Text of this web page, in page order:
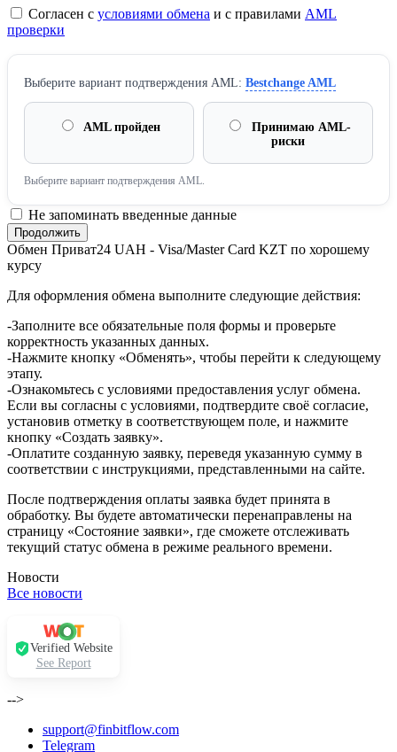
Согласен с условиями обмена и с правилами AML
проверки
Выберите вариант подтверждения AML: Bestchange AML
AML пройден
Принимаю AML-
риски
Выберите вариант подтверждения AML.
Не запоминать введенные данные
Обмен Приват24 UAH - Visa/Master Card KZT по хорошему
курсу
Для оформления обмена выполните следующие действия:
-Заполните все обязательные поля формы и проверьте
корректность указанных данных.
-Нажмите кнопку «Обменять», чтобы перейти к следующему
этапу.
-Ознакомьтесь с условиями предоставления услуг обмена.
Если вы согласны с условиями, подтвердите своё согласие,
установив отметку в соответствующем поле, и нажмите
кнопку «Создать заявку».
-Оплатите созданную заявку, переведя указанную сумму в
соответствии с инструкциями, представленными на сайте.
После подтверждения оплаты заявка будет принята в
обработку. Вы будете автоматически перенаправлены на
страницу «Состояние заявки», где сможете отслеживать
текущий статус обмена в режиме реального времени.
Новости
Все новости
Verified Website
See Report
-->
support@finbitflow.com
Telegram